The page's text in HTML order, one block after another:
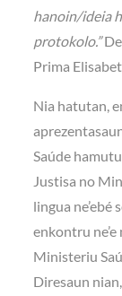
hanoin/ideia
protokolo.”
Prima
Nia hatutan,
Saúde
Justisa no
lingua ne’ebé
enkontru ne’e
Ministeriu
Diresaun